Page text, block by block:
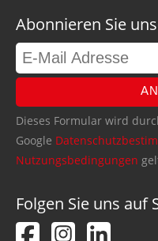
Abonnieren Sie
Dieses Formular wird
Google
Nutzungsbedingungen
Folgen Sie uns auf